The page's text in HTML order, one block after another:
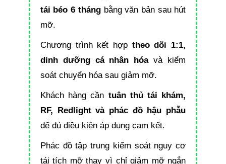
tái béo 6 thángbằng văn bản sau hút
mỡ.
Chương trình kết hợp theo dõi 1:1,
dinh dưỡng cá nhân hóavà kiểm
soát chuyển hóa sau giảm mỡ.
Khách hàng cần tuân thủ tái khám,
RF, Redlight và phác đồ hậu phẫu
để đủ điều kiện áp dụng cam kết.
Phác đồ tập trung kiểm soát nguy cơ
tái tích mỡ thay vì chỉ giảm mỡ ngắn